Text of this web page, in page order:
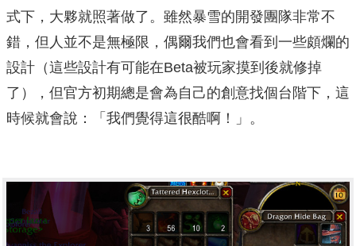
式下，大夥就照著做了。雖然暴雪的開發團隊非常不
錯，但人並不是無極限，偶爾我們也會看到一些頗爛的
設計（這些設計有可能在Beta被玩家摸到後就修掉
了），但官方初期總是會為自己的創意找個台階下，這
時候就會說：「我們覺得這很酷啊！」。